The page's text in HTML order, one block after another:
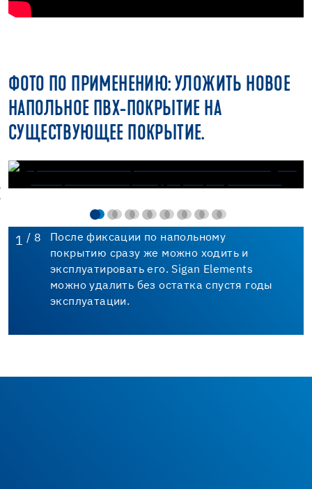
ФОТО ПО ПРИМЕНЕНИЮ: УЛОЖИТЬ НОВОЕ
НАПОЛЬНОЕ ПВХ-ПОКРЫТИЕ НА
СУЩЕСТВУЮЩЕЕ ПОКРЫТИЕ.
1 / 8
После фиксации по напольному
покрытию сразу же можно ходить и
эксплуатировать его. Sigan Elements
можно удалить без остатка спустя годы
эксплуатации.